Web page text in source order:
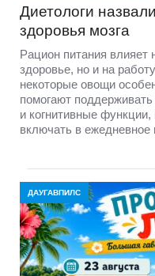
Диетологи
здоровья мозга
Рацион питания влияет
здоровье, но и на
некоторые овощи
помогают
и когнитивные функции,
включать в ежедневное
ДАУГАВПИЛС